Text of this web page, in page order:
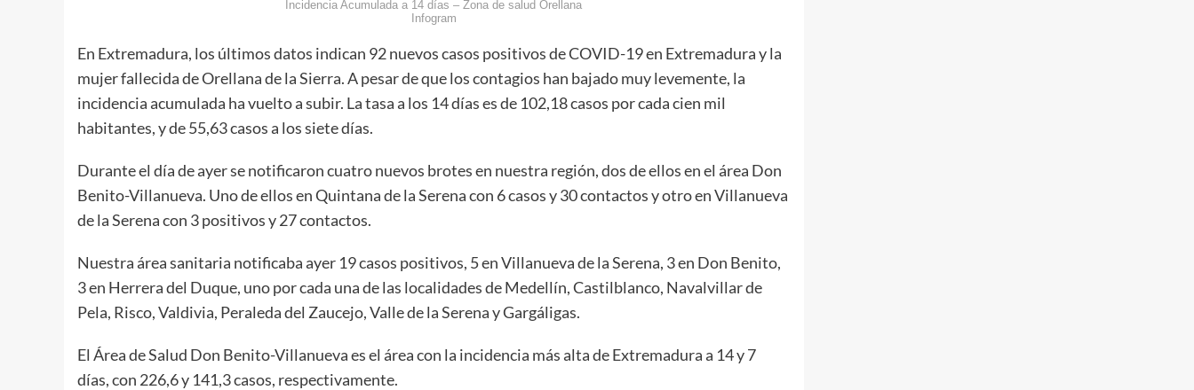
Incidencia Acumulada a 14 días – Zona de salud Orellana
Infogram
En Extremadura, los últimos datos indican 92 nuevos casos positivos de COVID-19 en Extremadura y la
mujer fallecida de Orellana de la Sierra. A pesar de que los contagios han bajado muy levemente, la
incidencia acumulada ha vuelto a subir. La tasa a los 14 días es de 102,18 casos por cada cien mil
habitantes, y de 55,63 casos a los siete días.
Durante el día de ayer se notificaron cuatro nuevos brotes en nuestra región, dos de ellos en el área Don
Benito-Villanueva. Uno de ellos en Quintana de la Serena con 6 casos y 30 contactos y otro en Villanueva
de la Serena con 3 positivos y 27 contactos.
Nuestra área sanitaria notificaba ayer 19 casos positivos, 5 en Villanueva de la Serena, 3 en Don Benito,
3 en Herrera del Duque, uno por cada una de las localidades de Medellín, Castilblanco, Navalvillar de
Pela, Risco, Valdivia, Peraleda del Zaucejo, Valle de la Serena y Gargáligas.
El Área de Salud Don Benito-Villanueva es el área con la incidencia más alta de Extremadura a 14 y 7
días, con 226,6 y 141,3 casos, respectivamente.